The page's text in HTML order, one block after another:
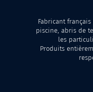
Fabricant
piscine, abris de
les
Produits